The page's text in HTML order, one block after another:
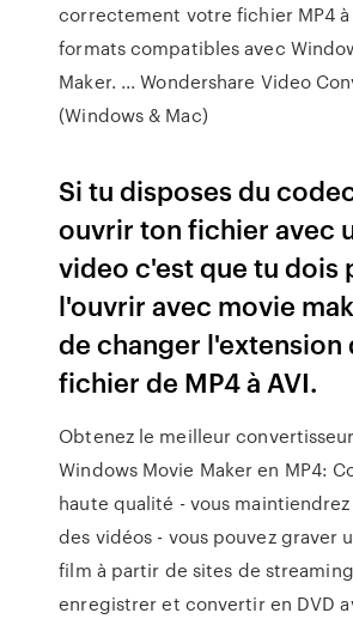
correctement votre fichier MP4
formats compatibles avec
Maker. ... Wondershare Video
(Windows & Mac)
Si tu disposes du
ouvrir ton fichier avec
video c'est que tu dois
l'ouvrir avec movie
de changer l'extension
fichier de MP4 à AVI.
Obtenez le meilleur
Windows Movie Maker en MP4:
haute qualité - vous
des vidéos - vous pouvez graver
film à partir de sites de
enregistrer et convertir en DVD